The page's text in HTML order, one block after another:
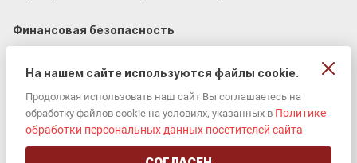
Финансовая безопасность
© 2002-2026 «ЮГ-Инвестбанк» (ПАО).
На нашем сайте используются файлы cookie.
Продолжая использовать наш сайт Вы соглашаетесь на
обработку файлов cookie на условиях, указанных в Политике
обработки персональных данных посетителей сайта